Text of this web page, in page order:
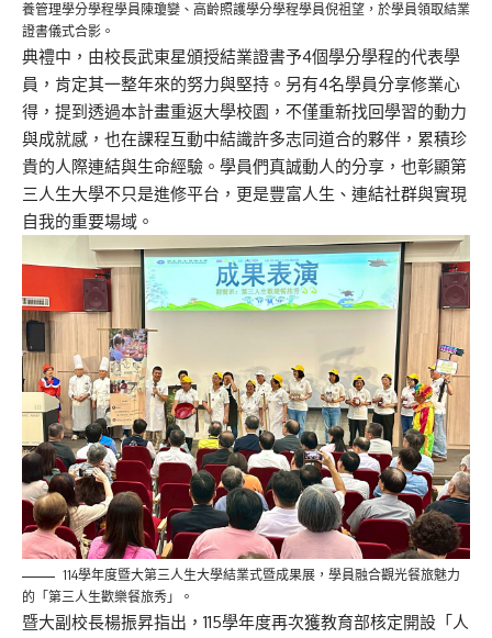
養管理學分學程學員陳瓊孌、高齡照護學分學程學員倪祖望，於學員領取結業
證書儀式合影。
典禮中，由校長武東星頒授結業證書予4個學分學程的代表學
員， 肯定其一整年來的努力與堅持。另有4名學員分享修業心
得， 提到透過本計畫重返大學校園，不僅重新找回學習的動力
與成就感， 也在課程互動中結識許多志同道合的夥伴， 累積珍
貴的人際連結與生命經驗。學員們真誠動人的分享， 也彰顯第
三人生大學不只是進修平台，更是豐富人生、 連結社群與實現
自我的重要場域。
114學年度暨大第三人生大學結業式暨成果展，學員融合觀光餐旅魅力
的「第三人生歡樂餐旅秀」。
暨大副校長楊振昇指出，115學年度再次獲教育部核定開設「 人